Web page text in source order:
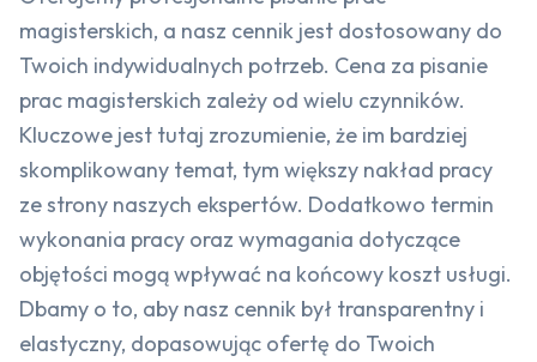
magisterskich, a nasz cennik jest dostosowany do
Twoich indywidualnych potrzeb. Cena za pisanie
prac magisterskich zależy od wielu czynników.
Kluczowe jest tutaj zrozumienie, że im bardziej
skomplikowany temat, tym większy nakład pracy
ze strony naszych ekspertów. Dodatkowo termin
wykonania pracy oraz wymagania dotyczące
objętości mogą wpływać na końcowy koszt usługi.
Dbamy o to, aby nasz cennik był transparentny i
elastyczny, dopasowując ofertę do Twoich